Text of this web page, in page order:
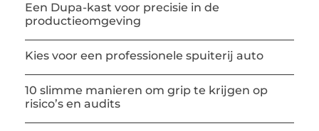
Een Dupa-kast voor precisie in de
productieomgeving
Kies voor een professionele spuiterij auto
10 slimme manieren om grip te krijgen op
risico’s en audits